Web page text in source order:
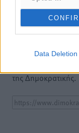
Data Deletion
Υπενθύμιση:
ιστοσελίδες
της Δημοκρατικής.